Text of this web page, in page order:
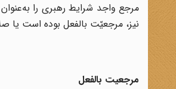
مرجع واجد شرایط رهبری را به
نیز، مرجعیّت بالفعل بوده است یا
مرجعیت بالفعل